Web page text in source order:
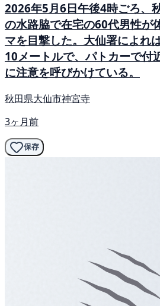
2026年5月6日午後4時ごろ、
の水路脇で在宅の60代男性が
マを目撃した。大仙署によれ
10メートルで、パトカーで付
に注意を呼びかけている。
秋田県大仙市神宮寺
3ヶ月前
保存